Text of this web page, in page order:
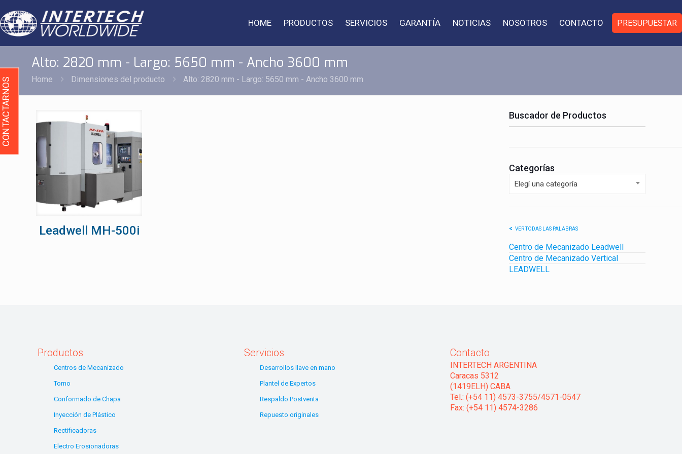
HOME PRODUCTOS SERVICIOS GARANTÍA NOTICIAS NOSOTROS CONTACTO PRESUPUESTAR
Alto: 2820 mm - Largo: 5650 mm - Ancho 3600 mm
Home Dimensiones del producto Alto: 2820 mm - Largo: 5650 mm - Ancho 3600 mm
Leadwell MH-500i
Buscador de Productos
Categorías
Elegí una categoría
VER TODAS LAS PALABRAS
Centro de Mecanizado Leadwell
Centro de Mecanizado Vertical
LEADWELL
Productos
Centros de Mecanizado
Torno
Conformado de Chapa
Inyección de Plástico
Rectificadoras
Electro Erosionadoras
Servicios
Desarrollos llave en mano
Plantel de Expertos
Respaldo Postventa
Repuesto originales
Contacto
INTERTECH ARGENTINA
Caracas 5312
(1419ELH) CABA
Tel.: (+54 11) 4573-3755/4571-0547
Fax: (+54 11) 4574-3286
CONTACTARNOS